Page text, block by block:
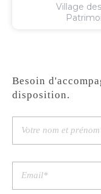
Village
Besoin
disposition.